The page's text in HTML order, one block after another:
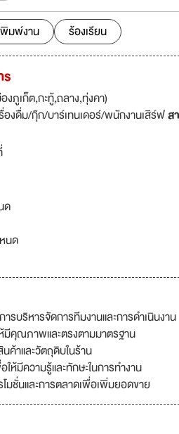
พิมพ์งาน ร้องเรียน
งภูเก็ต,กะทู้,ถลาง,ทุ่งคา)
องดื่ม/กุ๊ก/บาร์เทนเดอร์/พนักงานเสิร์ฟส
ด
นด
รบริหารจัดการทีมงานและการดำเนินงาน
มีคุณภาพและตรงตามมาตรฐาน
ค้าและวัตถุดิบในร้าน
ห้มีความรู้และทักษะในการทำงาน
มชั่นและการตลาดเพื่อเพิ่มยอดขาย